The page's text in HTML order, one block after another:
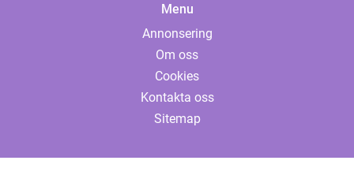
Menu
Annonsering
Om oss
Cookies
Kontakta oss
Sitemap